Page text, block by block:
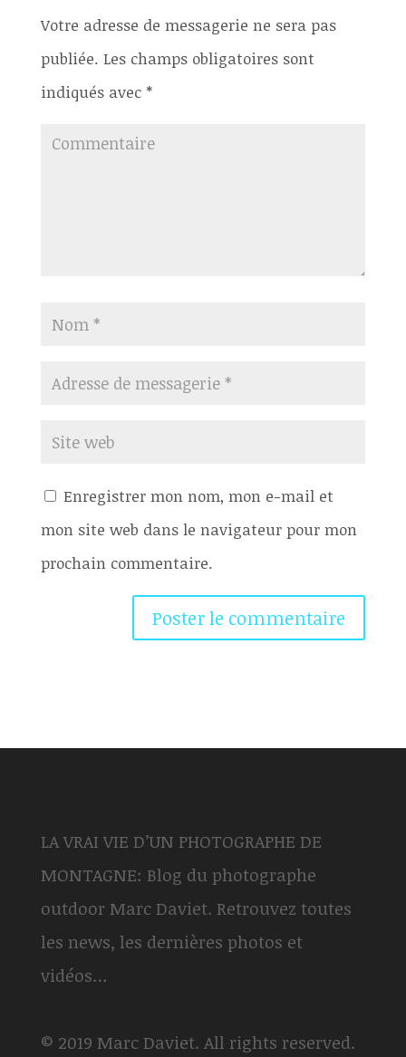
Votre adresse de messagerie ne sera pas
publiée. Les champs obligatoires sont
indiqués avec *
Enregistrer mon nom, mon e-mail et
mon site web dans le navigateur pour mon
prochain commentaire.
LA VRAI VIE D’UN PHOTOGRAPHE DE
MONTAGNE: Blog du photographe
outdoor Marc Daviet. Retrouvez toutes
les news, les dernières photos et
vidéos…
© 2019 Marc Daviet. All rights reserved.